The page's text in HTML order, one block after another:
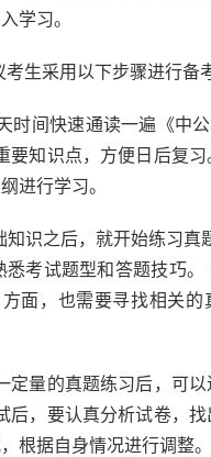
学习。
生采用以下步骤进行备考
时间快速通读一遍《中
知识点，方便日后复
进行学习。
知识之后，就开始练习
考试题型和答题技巧
面，也需要寻找相关
定量的真题练习后，可
，要认真分析试卷，
根据自身情况进行调整。